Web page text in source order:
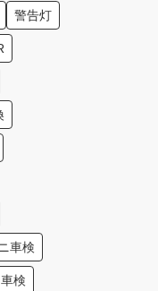
警告灯
車検
検